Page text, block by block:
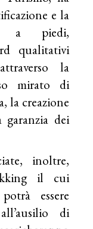
e la
a piedi,
qualitativi
la
mirato di
la creazione
dei
inoltre,
il cui
essere
di